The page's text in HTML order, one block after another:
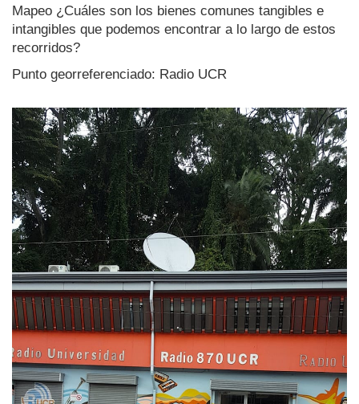
Mapeo ¿Cuáles son los bienes comunes tangibles e
intangibles que podemos encontrar a lo largo de estos
recorridos?
Punto georreferenciado: Radio UCR